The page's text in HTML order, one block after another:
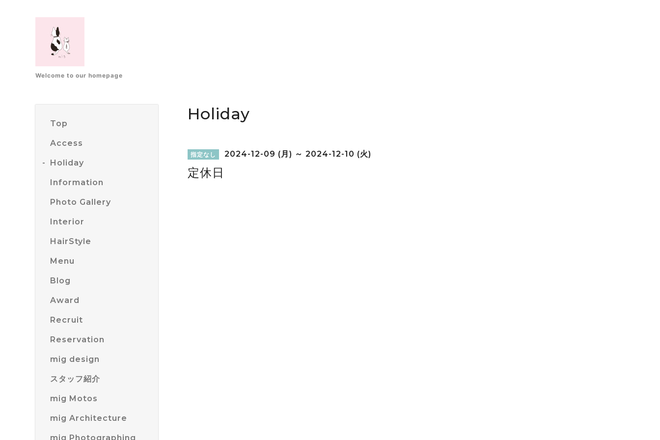
Welcome to our homepage
Top
Access
Holiday
Information
Photo Gallery
Interior
HairStyle
Menu
Blog
Award
Recruit
Reservation
mig design
スタッフ紹介
mig Motos
mig Architecture
mig Photographing
Holiday
指定なし 2024-12-09 (月) ～ 2024-12-10 (火)
定休日